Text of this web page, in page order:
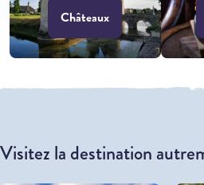
Châteaux
Visitez la destination